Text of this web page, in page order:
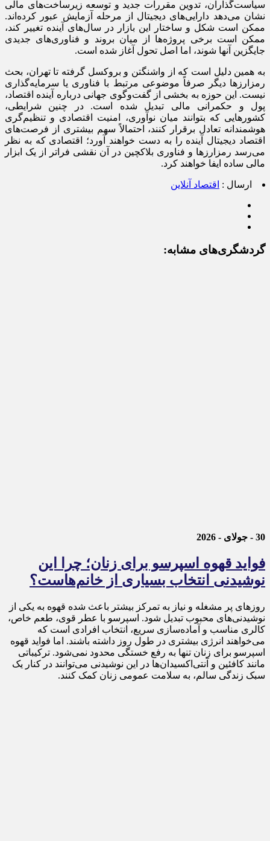
سیاست‌گذاران، تدوین مقررات جدید و توسعه زیرساخت‌های مالی
نشان می‌دهد دارایی‌های دیجیتال از مرحله آزمایش عبور کرده‌اند.
ممکن است شکل و ساختار این بازار در سال‌های آینده تغییر کند،
ممکن است برخی پروژه‌ها از میان بروند و فناوری‌های جدیدی
جایگزین آنها شوند، اما اصل تحول آغاز شده است.
به همین دلیل است که از واشنگتن و بروکسل گرفته تا تهران، بحث
رمزارزها دیگر صرفاً موضوعی مرتبط با فناوری یا سرمایه‌گذاری
نیست. این حوزه به بخشی از گفت‌وگوی جهانی درباره آینده اقتصاد،
پول و حکمرانی مالی تبدیل شده است. در چنین شرایطی،
کشورهایی که بتوانند میان نوآوری، امنیت اقتصادی و تنظیم‌گری
هوشمندانه تعادل برقرار کنند، احتمالاً سهم بیشتری از فرصت‌های
اقتصاد دیجیتال آینده را به دست خواهند آورد؛ اقتصادی که به نظر
می‌رسد رمزارزها و فناوری بلاکچین در آن نقشی فراتر از یک ابزار
مالی ساده ایفا خواهند کرد.
ارسال : اقتصاد آنلاین
گردشگری‌های مشابه:
30 - جولای - 2026
فواید قهوه اسپرسو برای زنان؛ چرا این
نوشیدنی انتخاب بسیاری از خانم‌هاست؟
روزهای پر مشغله و نیاز به تمرکز بیشتر باعث شده قهوه به یکی از
نوشیدنی‌های محبوب تبدیل شود. اسپرسو با عطر قوی، طعم خاص،
کالری مناسب و آماده‌سازی سریع، انتخاب افرادی است که
می‌خواهند انرژی بیشتری در طول روز داشته باشند. اما فواید قهوه
اسپرسو برای زنان تنها به رفع خستگی محدود نمی‌شود. ترکیباتی
مانند کافئین و آنتی‌اکسیدان‌ها در این نوشیدنی می‌توانند در کنار یک
سبک زندگی سالم، به سلامت عمومی زنان کمک کنند.